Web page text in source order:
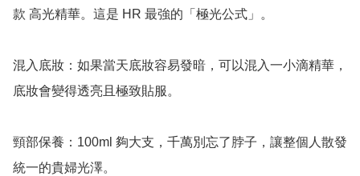
款 高光精華。這是 HR 最強的「極光公式」。
混入底妝：如果當天底妝容易發暗，可以混入一小滴精華，
底妝會變得透亮且極致貼服。
頸部保養：100ml 夠大支，千萬別忘了脖子，讓整個人散發
統一的貴婦光澤。